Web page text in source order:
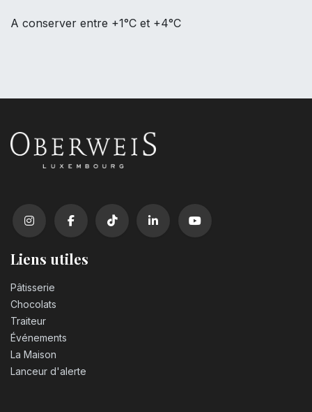
A conserver entre +1°C et +4°C
Liens utiles
Pâtisserie
Chocolats
Traiteur
Événements
La Maison
Lanceur d'alerte